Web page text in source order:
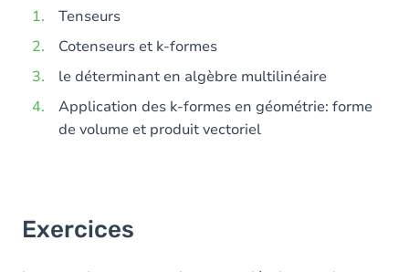
Tenseurs
Cotenseurs et k-formes
le déterminant en algèbre multilinéaire
Application des k-formes en géométrie: forme
de volume et produit vectoriel
Exercices